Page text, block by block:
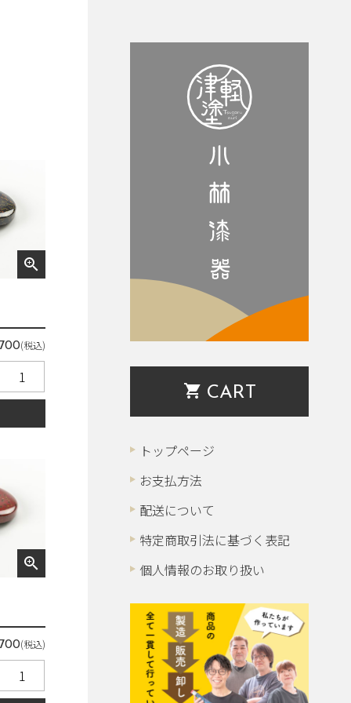
shopping_cart CART
トップページ
お支払方法
配送について
特定商取引法に基づく表記
個人情報のお取り扱い
zoom_in
(税込)
zoom_in
(税込)